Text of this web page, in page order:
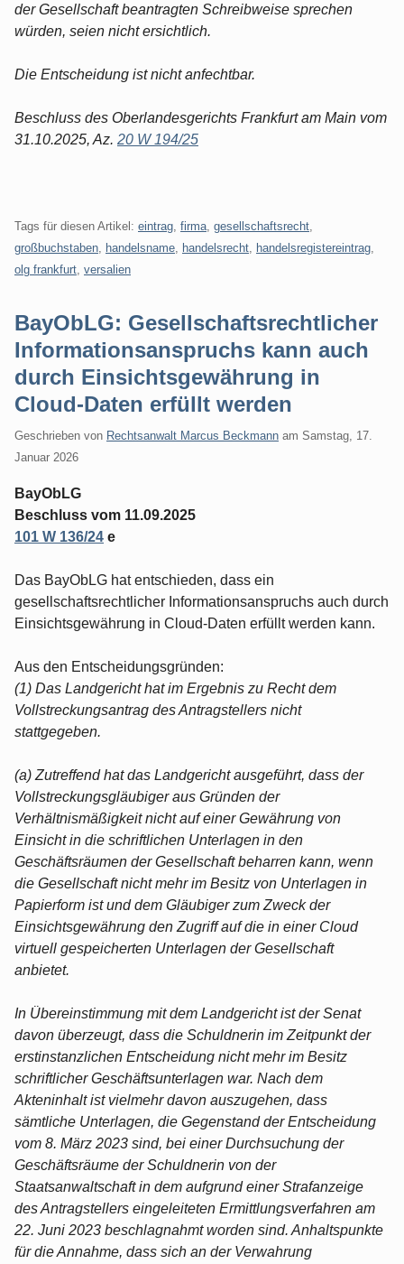
der Gesellschaft beantragten Schreibweise sprechen
würden, seien nicht ersichtlich.
Die Entscheidung ist nicht anfechtbar.
Beschluss des Oberlandesgerichts Frankfurt am Main vom
31.10.2025, Az. 20 W 194/25
Tags für diesen Artikel: eintrag firma gesellschaftsrecht
großbuchstaben
handelsname handelsrecht handelsregistereintrag
olg frankfurt versalien
BayObLG: Gesellschaftsrechtlicher
Informationsanspruchs kann auch
durch Einsichtsgewährung in
Cloud-Daten erfüllt werden
Geschrieben von Rechtsanwalt Marcus Beckmann am Samstag, 17.
Januar 2026
BayObLG
Beschluss vom 11.09.2025
101 W 136/24 e
Das BayObLG hat entschieden, dass ein
gesellschaftsrechtlicher Informationsanspruchs auch durch
Einsichtsgewährung in Cloud-Daten erfüllt werden kann.
Aus den Entscheidungsgründen:
(1) Das Landgericht hat im Ergebnis zu Recht dem
Vollstreckungsantrag des Antragstellers nicht
stattgegeben.
(a) Zutreffend hat das Landgericht ausgeführt, dass der
Vollstreckungsgläubiger aus Gründen der
Verhältnismäßigkeit nicht auf einer Gewährung von
Einsicht in die schriftlichen Unterlagen in den
Geschäftsräumen der Gesellschaft beharren kann, wenn
die Gesellschaft nicht mehr im Besitz von Unterlagen in
Papierform ist und dem Gläubiger zum Zweck der
Einsichtsgewährung den Zugriff auf die in einer Cloud
virtuell gespeicherten Unterlagen der Gesellschaft
anbietet.
In Übereinstimmung mit dem Landgericht ist der Senat
davon überzeugt, dass die Schuldnerin im Zeitpunkt der
erstinstanzlichen Entscheidung nicht mehr im Besitz
schriftlicher Geschäftsunterlagen war. Nach dem
Akteninhalt ist vielmehr davon auszugehen, dass
sämtliche Unterlagen, die Gegenstand der Entscheidung
vom 8. März 2023 sind, bei einer Durchsuchung der
Geschäftsräume der Schuldnerin von der
Staatsanwaltschaft in dem aufgrund einer Strafanzeige
des Antragstellers eingeleiteten Ermittlungsverfahren am
22. Juni 2023 beschlagnahmt worden sind. Anhaltspunkte
für die Annahme, dass sich an der Verwahrung